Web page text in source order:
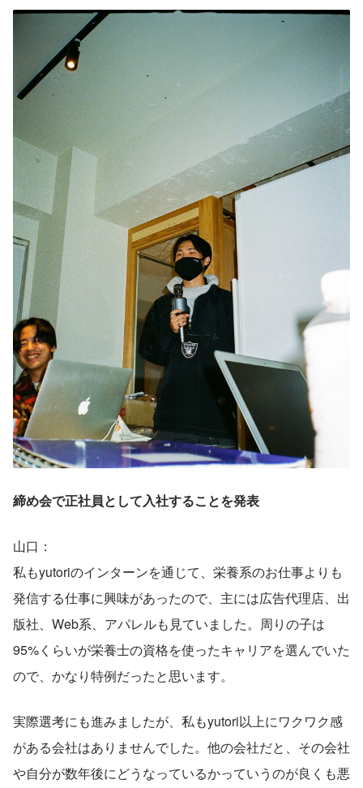
締め会で正社員として入社することを発表
山口：
私もyutoriのインターンを通じて、栄養系のお仕事よりも
発信する仕事に興味があったので、主には広告代理店、出
版社、Web系、アパレルも見ていました。周りの子は
95%くらいが栄養士の資格を使ったキャリアを選んでいた
ので、かなり特例だったと思います。
実際選考にも進みましたが、私もyutori以上にワクワク感
がある会社はありませんでした。他の会社だと、その会社
や自分が数年後にどうなっているかっていうのが良くも悪